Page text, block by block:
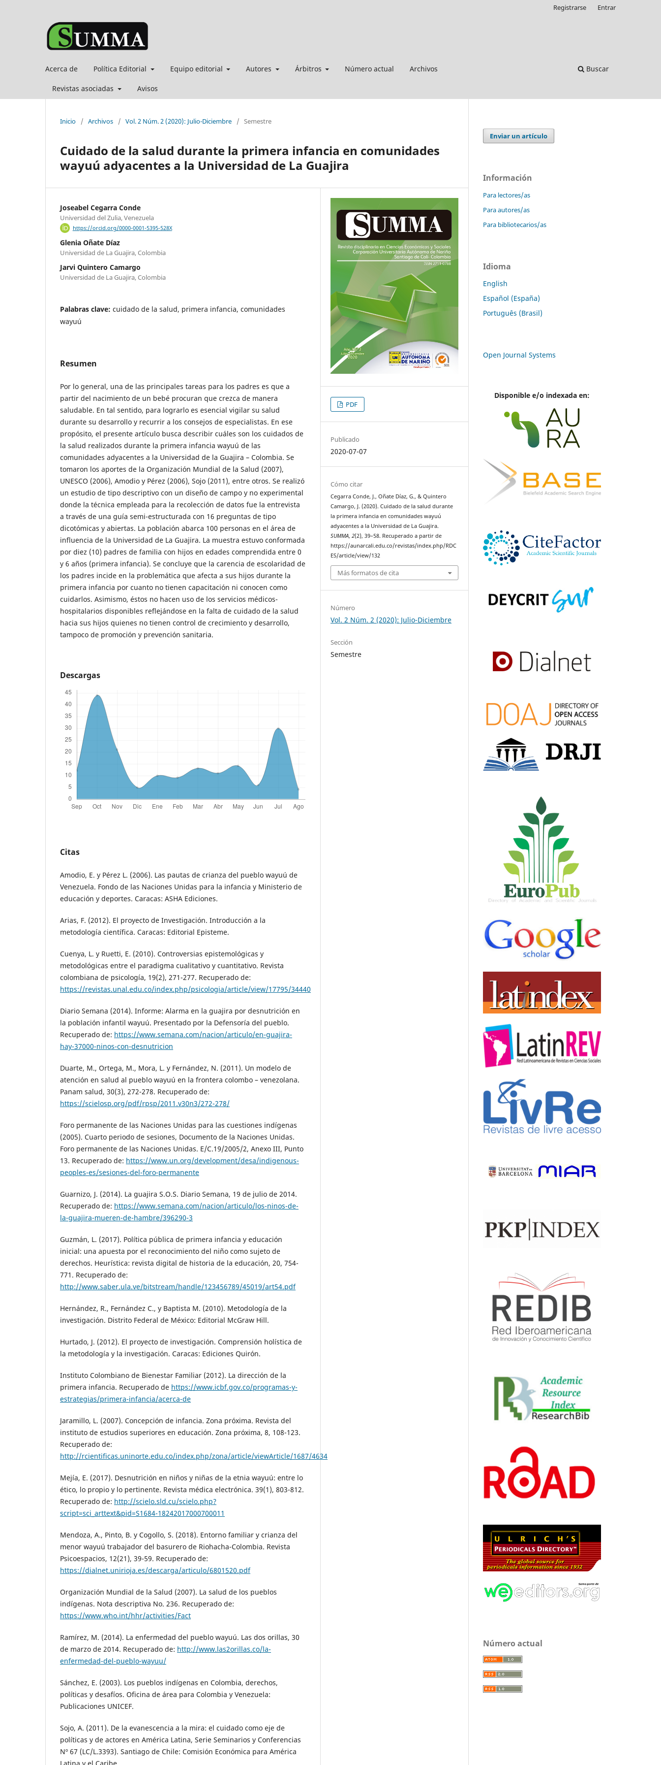
Acerca de Política Editorial Equipo editorial Autores Árbitros Número actual Archivos
Revistas asociadas Avisos
Buscar
Registrarse Entrar
Inicio / Archivos / Vol. 2 Núm. 2 (2020): Julio-Diciembre / Semestre
Cuidado de la salud durante la primera infancia en comunidades
wayuú adyacentes a la Universidad de La Guajira
Joseabel Cegarra Conde
Universidad del Zulia, Venezuela
https://orcid.org/0000-0001-5395-528X
Glenia Oñate Díaz
Universidad de La Guajira, Colombia
Jarvi Quintero Camargo
Universidad de La Guajira, Colombia
Palabras clave: cuidado de la salud, primera infancia, comunidades
wayuú
Resumen
Por lo general, una de las principales tareas para los padres es que a
partir del nacimiento de un bebé procuran que crezca de manera
saludable. En tal sentido, para lograrlo es esencial vigilar su salud
durante su desarrollo y recurrir a los consejos de especialistas. En ese
propósito, el presente artículo busca describir cuáles son los cuidados de
la salud realizados durante la primera infancia wayuú de las
comunidades adyacentes a la Universidad de la Guajira – Colombia. Se
tomaron los aportes de la Organización Mundial de la Salud (2007),
UNESCO (2006), Amodio y Pérez (2006), Sojo (2011), entre otros. Se realizó
un estudio de tipo descriptivo con un diseño de campo y no experimental
donde la técnica empleada para la recolección de datos fue la entrevista
a través de una guía semi-estructurada con 16 preguntas de tipo
dicotómicas y abiertas. La población abarca 100 personas en el área de
influencia de la Universidad de La Guajira. La muestra estuvo conformada
por diez (10) padres de familia con hijos en edades comprendida entre 0
y 6 años (primera infancia). Se concluye que la carencia de escolaridad de
los padres incide en la problemática que afecta a sus hijos durante la
primera infancia por cuanto no tienen capacitación ni conocen como
cuidarlos. Asimismo, éstos no hacen uso de los servicios médicos-
hospitalarios disponibles reflejándose en la falta de cuidado de la salud
hacia sus hijos quienes no tienen control de crecimiento y desarrollo,
tampoco de promoción y prevención sanitaria.
Descargas
Citas
Amodio, E. y Pérez L. (2006). Las pautas de crianza del pueblo wayuú de
Venezuela. Fondo de las Naciones Unidas para la infancia y Ministerio de
educación y deportes. Caracas: ASHA Ediciones.
Arias, F. (2012). El proyecto de Investigación. Introducción a la
metodología científica. Caracas: Editorial Episteme.
Cuenya, L. y Ruetti, E. (2010). Controversias epistemológicas y
metodológicas entre el paradigma cualitativo y cuantitativo. Revista
colombiana de psicología, 19(2), 271-277. Recuperado de:
https://revistas.unal.edu.co/index.php/psicologia/article/view/17795/34440
Diario Semana (2014). Informe: Alarma en la guajira por desnutrición en
la población infantil wayuú. Presentado por la Defensoría del pueblo.
Recuperado de: https://www.semana.com/nacion/articulo/en-guajira-
hay-37000-ninos-con-desnutricion
Duarte, M., Ortega, M., Mora, L. y Fernández, N. (2011). Un modelo de
atención en salud al pueblo wayuú en la frontera colombo – venezolana.
Panam salud, 30(3), 272-278. Recuperado de:
https://scielosp.org/pdf/rpsp/2011.v30n3/272-278/
Foro permanente de las Naciones Unidas para las cuestiones indígenas
(2005). Cuarto periodo de sesiones, Documento de la Naciones Unidas.
Foro permanente de las Naciones Unidas. E/C.19/2005/2, Anexo III, Punto
13. Recuperado de: https://www.un.org/development/desa/indigenous-
peoples-es/sesiones-del-foro-permanente
Guarnizo, J. (2014). La guajira S.O.S. Diario Semana, 19 de julio de 2014.
Recuperado de: https://www.semana.com/nacion/articulo/los-ninos-de-
la-guajira-mueren-de-hambre/396290-3
Guzmán, L. (2017). Política pública de primera infancia y educación
inicial: una apuesta por el reconocimiento del niño como sujeto de
derechos. Heurística: revista digital de historia de la educación, 20, 754-
771. Recuperado de:
http://www.saber.ula.ve/bitstream/handle/123456789/45019/art54.pdf
Hernández, R., Fernández C., y Baptista M. (2010). Metodología de la
investigación. Distrito Federal de México: Editorial McGraw Hill.
Hurtado, J. (2012). El proyecto de investigación. Comprensión holística de
la metodología y la investigación. Caracas: Ediciones Quirón.
Instituto Colombiano de Bienestar Familiar (2012). La dirección de la
primera infancia. Recuperado de https://www.icbf.gov.co/programas-y-
estrategias/primera-infancia/acerca-de
Jaramillo, L. (2007). Concepción de infancia. Zona próxima. Revista del
instituto de estudios superiores en educación. Zona próxima, 8, 108-123.
Recuperado de:
http://rcientificas.uninorte.edu.co/index.php/zona/article/viewArticle/1687/4634
Mejía, E. (2017). Desnutrición en niños y niñas de la etnia wayuú: entre lo
ético, lo propio y lo pertinente. Revista médica electrónica. 39(1), 803-812.
Recuperado de: http://scielo.sld.cu/scielo.php?
script=sci_arttext&pid=S1684-18242017000700011
Mendoza, A., Pinto, B. y Cogollo, S. (2018). Entorno familiar y crianza del
menor wayuú trabajador del basurero de Riohacha-Colombia. Revista
Psicoespacios, 12(21), 39-59. Recuperado de:
https://dialnet.unirioja.es/descarga/articulo/6801520.pdf
Organización Mundial de la Salud (2007). La salud de los pueblos
indígenas. Nota descriptiva No. 236. Recuperado de:
https://www.who.int/hhr/activities/Fact
Ramírez, M. (2014). La enfermedad del pueblo wayuú. Las dos orillas, 30
de marzo de 2014. Recuperado de: http://www.las2orillas.co/la-
enfermedad-del-pueblo-wayuu/
Sánchez, E. (2003). Los pueblos indígenas en Colombia, derechos,
políticas y desafíos. Oficina de área para Colombia y Venezuela:
Publicaciones UNICEF.
Sojo, A. (2011). De la evanescencia a la mira: el cuidado como eje de
políticas y de actores en América Latina, Serie Seminarios y Conferencias
Nº 67 (LC/L.3393). Santiago de Chile: Comisión Económica para América
PDF
Publicado
2020-07-07
Cómo citar
Cegarra Conde, J., Oñate Díaz, G., & Quintero
Camargo, J. (2020). Cuidado de la salud durante
la primera infancia en comunidades wayuú
adyacentes a la Universidad de La Guajira.
SUMMA,2(2), 39–58. Recuperado a partir de
https://aunarcali.edu.co/revistas/index.php/RDC
ES/article/view/132
Más formatos de cita
Número
Vol. 2 Núm. 2 (2020): Julio-Diciembre
Sección
Semestre
Enviar un artículo
Información
Para lectores/as
Para autores/as
Para bibliotecarios/as
Idioma
English
Español (España)
Português (Brasil)
Open Journal Systems
Disponible e/o indexada en:
Número actual